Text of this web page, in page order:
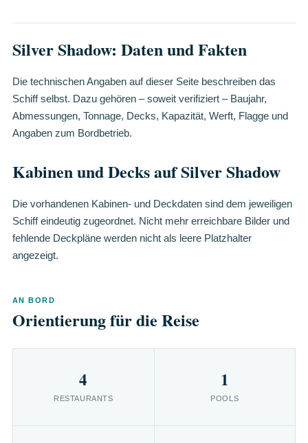
Silver Shadow: Daten und Fakten
Die technischen Angaben auf dieser Seite beschreiben das
Schiff selbst. Dazu gehören – soweit verifiziert – Baujahr,
Abmessungen, Tonnage, Decks, Kapazität, Werft, Flagge und
Angaben zum Bordbetrieb.
Kabinen und Decks auf Silver Shadow
Die vorhandenen Kabinen- und Deckdaten sind dem jeweiligen
Schiff eindeutig zugeordnet. Nicht mehr erreichbare Bilder und
fehlende Deckpläne werden nicht als leere Platzhalter
angezeigt.
AN BORD
Orientierung für die Reise
4
RESTAURANTS
1
POOLS